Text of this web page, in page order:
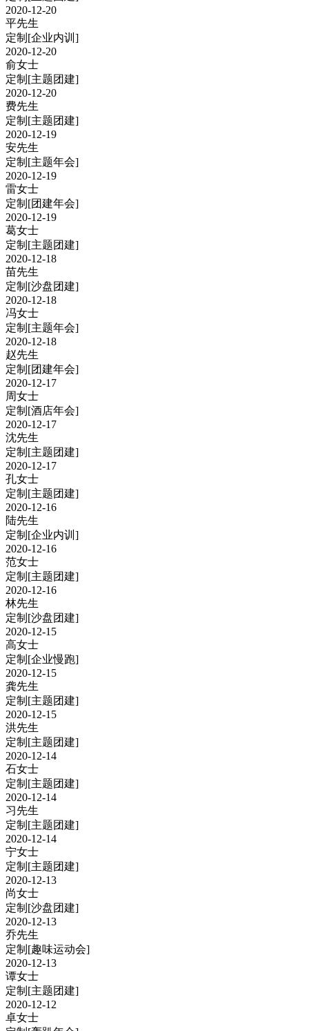
2020-12-20
平先生
定制 [企业内训]
2020-12-20
俞女士
定制 [主题团建]
2020-12-20
费先生
定制 [主题团建]
2020-12-19
安先生
定制 [主题年会]
2020-12-19
雷女士
定制 [团建年会]
2020-12-19
葛女士
定制 [主题团建]
2020-12-18
苗先生
定制 [沙盘团建]
2020-12-18
冯女士
定制 [主题年会]
2020-12-18
赵先生
定制 [团建年会]
2020-12-17
周女士
定制 [酒店年会]
2020-12-17
沈先生
定制 [主题团建]
2020-12-17
孔女士
定制 [主题团建]
2020-12-16
陆先生
定制 [企业内训]
2020-12-16
范女士
定制 [主题团建]
2020-12-16
林先生
定制 [沙盘团建]
2020-12-15
高女士
定制 [企业慢跑]
2020-12-15
龚先生
定制 [主题团建]
2020-12-15
洪先生
定制 [主题团建]
2020-12-14
石女士
定制 [主题团建]
2020-12-14
习先生
定制 [主题团建]
2020-12-14
宁女士
定制 [主题团建]
2020-12-13
尚女士
定制 [沙盘团建]
2020-12-13
乔先生
定制 [趣味运动会]
2020-12-13
谭女士
定制 [主题团建]
2020-12-12
卓女士